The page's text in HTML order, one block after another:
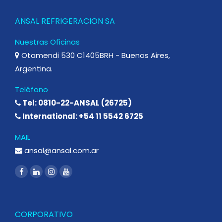
ANSAL REFRIGERACION SA
Nuestras Oficinas
Otamendi 530 C1405BRH - Buenos Aires,
Argentina.
Teléfono
Tel: 0810-22-ANSAL (26725)
International: +54 11 5542 6725
MAIL
ansal@ansal.com.ar
CORPORATIVO